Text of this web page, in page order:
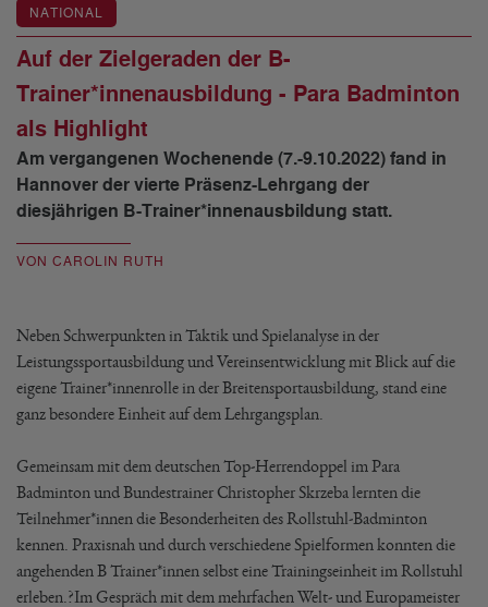
NATIONAL
Auf der Zielgeraden der B-
Trainer*innenausbildung - Para Badminton
als Highlight
Am vergangenen Wochenende (7.-9.10.2022) fand in
Hannover der vierte Präsenz-Lehrgang der
diesjährigen B-Trainer*innenausbildung statt.
VON CAROLIN RUTH
Neben Schwerpunkten in Taktik und Spielanalyse in der
Leistungssportausbildung und Vereinsentwicklung mit Blick auf die
eigene Trainer*innenrolle in der Breitensportausbildung, stand eine
ganz besondere Einheit auf dem Lehrgangsplan.
Gemeinsam mit dem deutschen Top-Herrendoppel im Para
Badminton und Bundestrainer Christopher Skrzeba lernten die
Teilnehmer*innen die Besonderheiten des Rollstuhl-Badminton
kennen. Praxisnah und durch verschiedene Spielformen konnten die
angehenden B Trainer*innen selbst eine Trainingseinheit im Rollstuhl
erleben.?Im Gespräch mit dem mehrfachen Welt- und Europameister